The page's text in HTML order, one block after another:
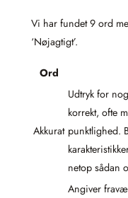
Vi har fundet 9 ord
‘Nøjagtigt’.
Ord
Akkurat
Udtryk for
korrekt, ofte
punktlighed.
netop sådan
Angiver